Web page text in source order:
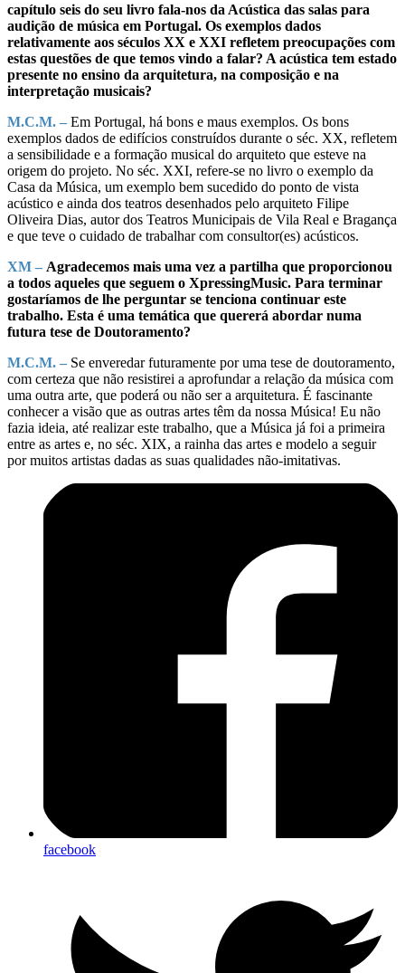
capítulo seis do seu livro fala-nos da Acústica das salas para
audição de música em Portugal. Os exemplos dados
relativamente aos séculos XX e XXI refletem preocupações com
estas questões de que temos vindo a falar? A acústica tem estado
presente no ensino da arquitetura, na composição e na
interpretação musicais?
M.C.M. – Em Portugal, há bons e maus exemplos. Os bons
exemplos dados de edifícios construídos durante o séc. XX, refletem
a sensibilidade e a formação musical do arquiteto que esteve na
origem do projeto. No séc. XXI, refere-se no livro o exemplo da
Casa da Música, um exemplo bem sucedido do ponto de vista
acústico e ainda dos teatros desenhados pelo arquiteto Filipe
Oliveira Dias, autor dos Teatros Municipais de Vila Real e Bragança
e que teve o cuidado de trabalhar com consultor(es) acústicos.
XM – Agradecemos mais uma vez a partilha que proporcionou
a todos aqueles que seguem o XpressingMusic. Para terminar
gostaríamos de lhe perguntar se tenciona continuar este
trabalho. Esta é uma temática que quererá abordar numa
futura tese de Doutoramento?
M.C.M. – Se enveredar futuramente por uma tese de doutoramento,
com certeza que não resistirei a aprofundar a relação da música com
uma outra arte, que poderá ou não ser a arquitetura. É fascinante
conhecer a visão que as outras artes têm da nossa Música! Eu não
fazia ideia, até realizar este trabalho, que a Música já foi a primeira
entre as artes e, no séc. XIX, a rainha das artes e modelo a seguir
por muitos artistas dadas as suas qualidades não-imitativas.
facebook